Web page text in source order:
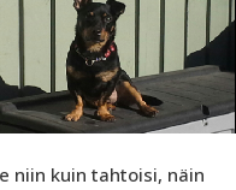
niin kuin tahtoisi, näin